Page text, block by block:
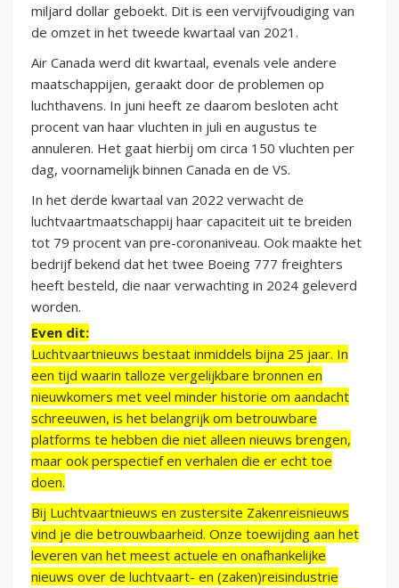
miljard dollar geboekt. Dit is een vervijfvoudiging van
de omzet in het tweede kwartaal van 2021.
Air Canada werd dit kwartaal, evenals vele andere
maatschappijen, geraakt door de problemen op
luchthavens. In juni heeft ze daarom besloten acht
procent van haar vluchten in juli en augustus te
annuleren. Het gaat hierbij om circa 150 vluchten per
dag, voornamelijk binnen Canada en de VS.
In het derde kwartaal van 2022 verwacht de
luchtvaartmaatschappij haar capaciteit uit te breiden
tot 79 procent van pre-coronaniveau. Ook maakte het
bedrijf bekend dat het twee Boeing 777 freighters
heeft besteld, die naar verwachting in 2024 geleverd
worden.
Even dit:
Luchtvaartnieuws bestaat inmiddels bijna 25 jaar. In
een tijd waarin talloze vergelijkbare bronnen en
nieuwkomers met veel minder historie om aandacht
schreeuwen, is het belangrijk om betrouwbare
platforms te hebben die niet alleen nieuws brengen,
maar ook perspectief en verhalen die er echt toe
doen.
Bij Luchtvaartnieuws en zustersite Zakenreisnieuws
vind je die betrouwbaarheid. Onze toewijding aan het
leveren van het meest actuele en onafhankelijke
nieuws over de luchtvaart- en (zaken)reisindustrie